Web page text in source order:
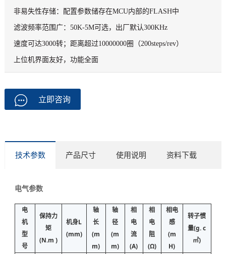
非易失性存储：配置参数储存在MCU内部的FLASH中
滤波频率范围广：50K-5M可选，出厂默认300KHz
速度可达3000转；距离超过10000000圈（200steps/rev）
上位机界面友好，功能全面
立即咨询
技术参数 产品尺寸 使用说明 资料下载
电气参数
电
机
型
号
保持力
矩
(N.m )
机身L
(mm)
轴
长
(m
m)
轴
径
(m
m)
相
电
流
(A)
相
电
阻
(Ω)
相电
感
(m
H)
转子惯
量(g. c
㎡)